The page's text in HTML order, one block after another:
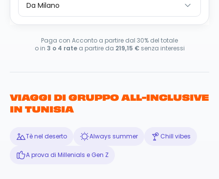
Da Milano
Paga con Acconto a partire dal 30% del totale
o in 3 o 4 ratea partire da 219,15 €senza interessi
VIAGGI DI GRUPPO ALL-INCLUSIVE
IN TUNISIA
Tè nel deserto Always summer Chill vibes
A prova di Millenials e Gen Z